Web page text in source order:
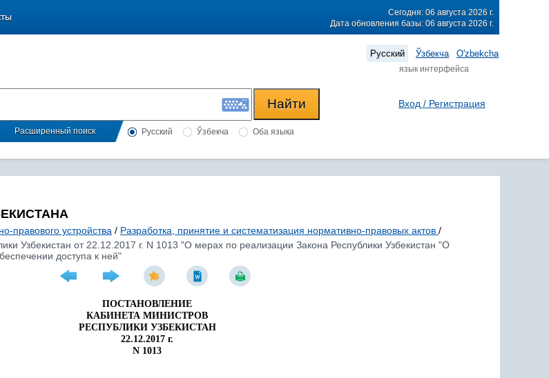
Сегодня: 06 августа 2026 г.
Дата обновления базы: 06 августа 2026 г.
Русский Ўзбекча O'zbekcha
язык интерфейса
Расширенный поиск Русский Ўзбекча Оба языка
Вход / Регистрация
правового устройства / Разработка, принятие и систематизация нормативно-правовых актов /
Узбекистан от 22.12.2017 г. N 1013 "О мерах по реализации Закона Республики Узбекистан "О
доступа к ней"
ПОСТАНОВЛЕНИЕ
КАБИНЕТА МИНИСТРОВ
РЕСПУБЛИКИ УЗБЕКИСТАН
22.12.2017 г.
N 1013